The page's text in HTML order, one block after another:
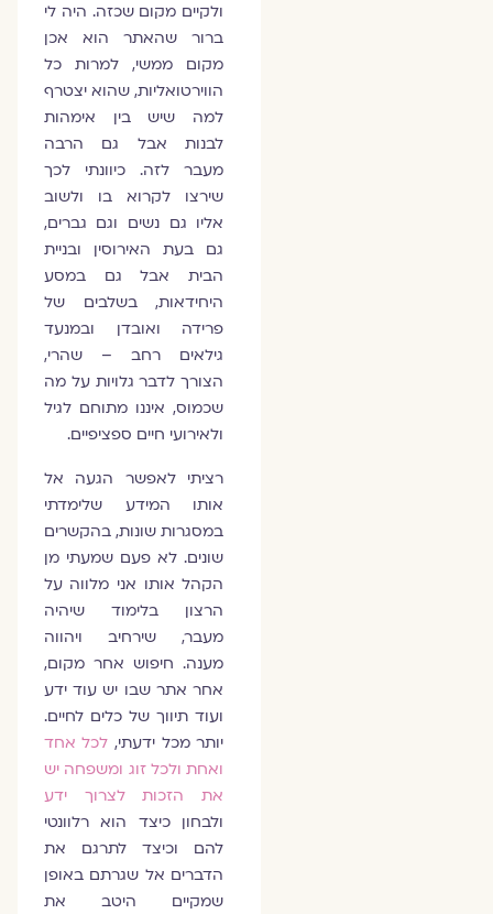
ולקיים מקום שכזה. היה לי
ברור שהאתר הוא אכן
מקום ממשי, למרות כל
הווירטואליות, שהוא יצטרף
למה שיש בין אימהות
לבנות אבל גם הרבה
מעבר לזה. כיוונתי לכך
שירצו לקרוא בו ולשוב
אליו גם נשים וגם גברים,
גם בעת האירוסין ובניית
הבית אבל גם במסע
היחידאות, בשלבים של
פרידה ואובדן ובמנעד
גילאים רחב – שהרי,
הצורך לדבר גלויות על מה
שכמוס, איננו מתוחם לגיל
ולאירועי חיים ספציפיים.
רציתי לאפשר הגעה אל
אותו המידע שלימדתי
במסגרות שונות, בהקשרים
שונים. לא פעם שמעתי מן
הקהל אותו אני מלווה על
הרצון בלימוד שיהיה
מעבר, שירחיב ויהווה
מענה. חיפוש אחר מקום,
אחר אתר שבו יש עוד ידע
ועוד תיווך של כלים לחיים.
יותר מכל ידעתי,לכל אחד
ואחת ולכל זוג ומשפחה יש
את הזכות לצרוך ידע
ולבחון כיצד הוא רלוונטי
להם וכיצד לתרגם את
הדברים אל שגרתם באופן
שמקיים היטב את